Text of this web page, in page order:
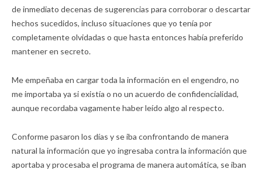
de inmediato decenas de sugerencias para corroborar o descartar
hechos sucedidos, incluso situaciones que yo tenía por
completamente olvidadas o que hasta entonces había preferido
mantener en secreto.
Me empeñaba en cargar toda la información en el engendro, no
me importaba ya si existía o no un acuerdo de confidencialidad,
aunque recordaba vagamente haber leído algo al respecto.
Conforme pasaron los días y se iba confrontando de manera
natural la información que yo ingresaba contra la información que
aportaba y procesaba el programa de manera automática, se iban